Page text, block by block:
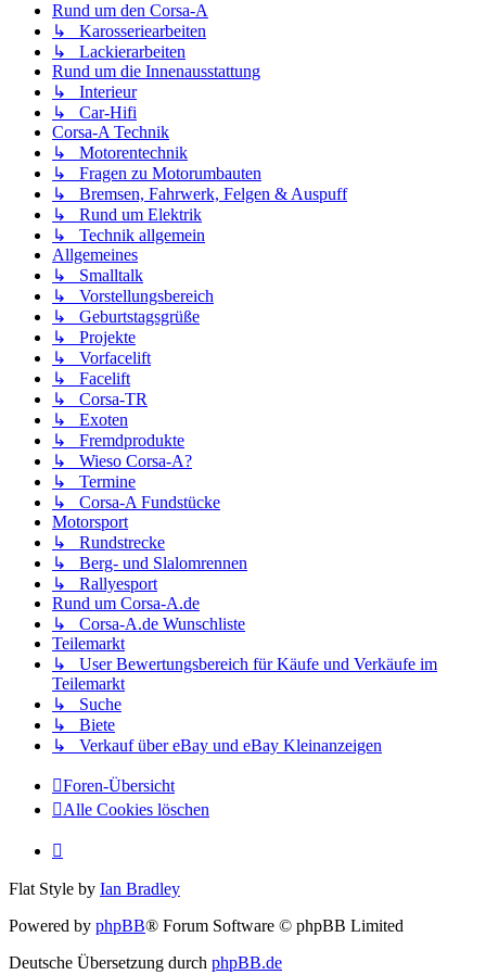
Rund um den Corsa-A
↳ Karosseriearbeiten
↳ Lackierarbeiten
Rund um die Innenausstattung
↳ Interieur
↳ Car-Hifi
Corsa-A Technik
↳ Motorentechnik
↳ Fragen zu Motorumbauten
↳ Bremsen, Fahrwerk, Felgen & Auspuff
↳ Rund um Elektrik
↳ Technik allgemein
Allgemeines
↳ Smalltalk
↳ Vorstellungsbereich
↳ Geburtstagsgrüße
↳ Projekte
↳ Vorfacelift
↳ Facelift
↳ Corsa-TR
↳ Exoten
↳ Fremdprodukte
↳ Wieso Corsa-A?
↳ Termine
↳ Corsa-A Fundstücke
Motorsport
↳ Rundstrecke
↳ Berg- und Slalomrennen
↳ Rallyesport
Rund um Corsa-A.de
↳ Corsa-A.de Wunschliste
Teilemarkt
↳ User Bewertungsbereich für Käufe und Verkäufe im
Teilemarkt
↳ Suche
↳ Biete
↳ Verkauf über eBay und eBay Kleinanzeigen
Foren-Übersicht
Alle Cookies löschen
Flat Style by Ian Bradley
Powered by phpBB® Forum Software © phpBB Limited
Deutsche Übersetzung durch phpBB.de